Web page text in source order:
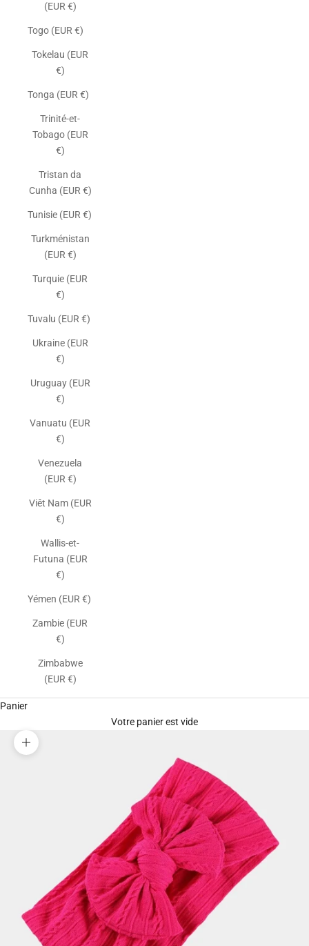
(EUR €)
Togo (EUR €)
Tokelau (EUR
€)
Tonga (EUR €)
Trinité-et-
Tobago (EUR
€)
Tristan da
Cunha (EUR €)
Tunisie (EUR €)
Turkménistan
(EUR €)
Turquie (EUR
€)
Tuvalu (EUR €)
Ukraine (EUR
€)
Uruguay (EUR
€)
Vanuatu (EUR
€)
Venezuela
(EUR €)
Viêt Nam (EUR
€)
Wallis-et-
Futuna (EUR
€)
Yémen (EUR €)
Zambie (EUR
€)
Zimbabwe
(EUR €)
Panier
Votre panier est vide
Zoomer sur l'image